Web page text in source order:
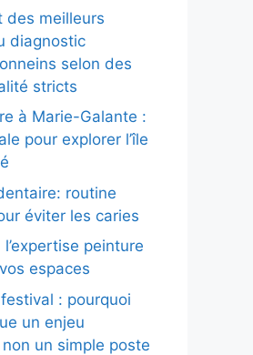
des meilleurs
diagnostic
selon des
stricts
à Marie-Galante :
pour explorer l’île
routine
éviter les caries
peinture
espaces
: pourquoi
un enjeu
un simple poste